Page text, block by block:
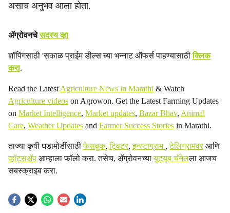
असाच अनुभव आला होता.
ॲग्रोवनचेसदस्य व्हा
शॉपिंगसाठी 'सकाळ प्राईम डील्स'च्या भन्नाट ऑफर्स पाहण्यासाठीक्लिक
करा.
Read the Latest Agriculture News in Marathi & Watch
Agriculture videos on Agrowon. Get the Latest Farming Updates
on Market Intelligence, Market updates, Bazar Bhav, Animal
Care, Weather Updates and Farmer Success Stories in Marathi.
ताज्या कृषी घडामोडींसाठीफेसबुक,ट्विटर,इन्स्टाग्राम ,टेलिग्रामवरआणि
व्हॉट्सॲप आम्हाला फॉलो करा. तसेच, ॲग्रोवनच्यायूट्यूब चॅनेलला आजच
सबस्क्राइब करा.